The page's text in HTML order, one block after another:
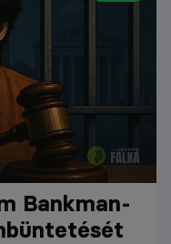
Bankman-